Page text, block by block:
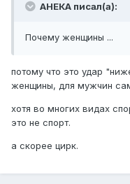
АНЕКА писал(а):
Почему женщины ...
потому что это удар
женщины, для мужчин
хотя во многих видах
это не спорт.
а скорее цирк.